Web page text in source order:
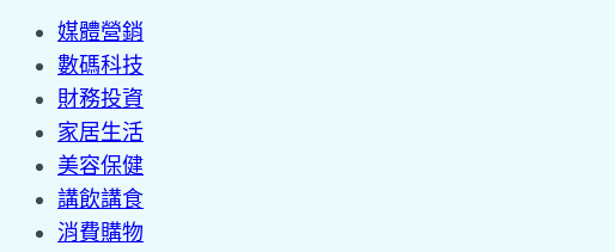
媒體營銷
數碼科技
財務投資
家居生活
美容保健
講飲講食
消費購物